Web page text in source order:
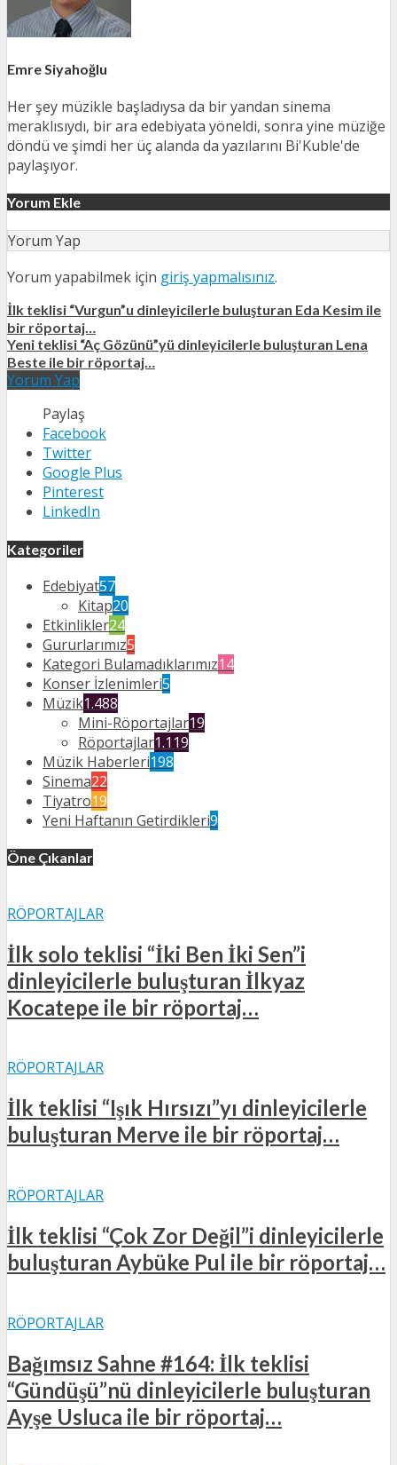
Emre Siyahoğlu
Her şey müzikle başladıysa da bir yandan sinema
meraklısıydı, bir ara edebiyata yöneldi, sonra yine müziğe
döndü ve şimdi her üç alanda da yazılarını Bi'Kuble'de
paylaşıyor.
Yorum Ekle
Yorum Yap
Yorum yapabilmek için giriş yapmalısınız.
İlk teklisi “Vurgun”u dinleyicilerle buluşturan Eda Kesim ile
bir röportaj…
Yeni teklisi “Aç Gözünü”yü dinleyicilerle buluşturan Lena
Beste ile bir röportaj…
Yorum Yap
Paylaş
Facebook
Twitter
Google Plus
Pinterest
LinkedIn
Kategoriler
Edebiyat57
Kitap20
Etkinlikler24
Gururlarımız5
Kategori Bulamadıklarımız14
Konser İzlenimleri5
Müzik1.488
Mini-Röportajlar19
Röportajlar1.119
Müzik Haberleri198
Sinema22
Tiyatro19
Yeni Haftanın Getirdikleri9
Öne Çıkanlar
RÖPORTAJLAR
İlk solo teklisi “İki Ben İki Sen”i
dinleyicilerle buluşturan İlkyaz
Kocatepe ile bir röportaj…
RÖPORTAJLAR
İlk teklisi “Işık Hırsızı”yı dinleyicilerle
buluşturan Merve ile bir röportaj…
RÖPORTAJLAR
İlk teklisi “Çok Zor Değil”i dinleyicilerle
buluşturan Aybüke Pul ile bir röportaj…
RÖPORTAJLAR
Bağımsız Sahne #164: İlk teklisi
“Gündüşü”nü dinleyicilerle buluşturan
Ayşe Usluca ile bir röportaj…